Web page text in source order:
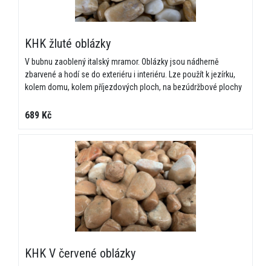
KHK žluté oblázky
V bubnu zaoblený italský mramor. Oblázky jsou nádherně
zbarvené a hodí se do exteriéru i interiéru. Lze použít k jezírku,
kolem domu, kolem příjezdových ploch, na bezúdržbové plochy
689 Kč
KHK V červené oblázky